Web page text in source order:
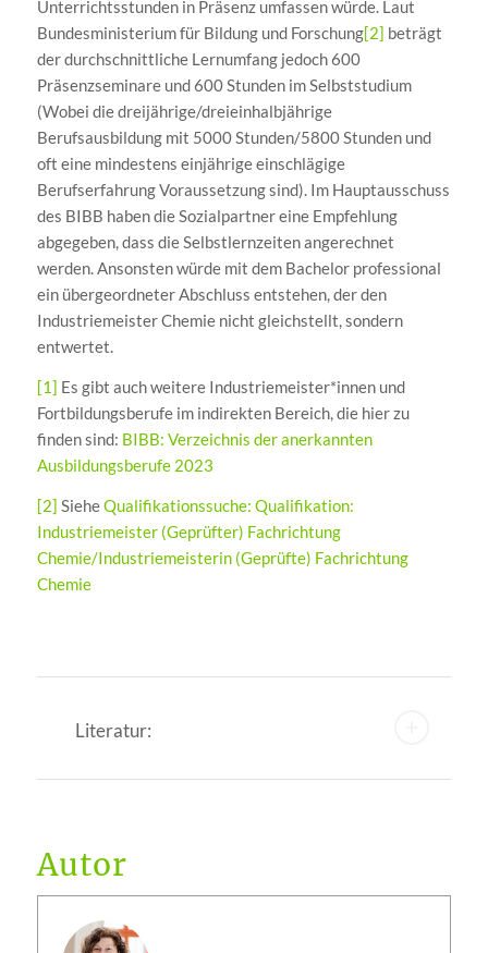
Unterrichtsstunden in Präsenz umfassen würde. Laut
Bundesministerium für Bildung und Forschung[2] beträgt
der durchschnittliche Lernumfang jedoch 600
Präsenzseminare und 600 Stunden im Selbststudium
(Wobei die dreijährige/dreieinhalbjährige
Berufsausbildung mit 5000 Stunden/5800 Stunden und
oft eine mindestens einjährige einschlägige
Berufserfahrung Voraussetzung sind). Im Hauptausschuss
des BIBB haben die Sozialpartner eine Empfehlung
abgegeben, dass die Selbstlernzeiten angerechnet
werden. Ansonsten würde mit dem Bachelor professional
ein übergeordneter Abschluss entstehen, der den
Industriemeister Chemie nicht gleichstellt, sondern
entwertet.
[1] Es gibt auch weitere Industriemeister*innen und
Fortbildungsberufe im indirekten Bereich, die hier zu
finden sind: BIBB: Verzeichnis der anerkannten
Ausbildungsberufe 2023
[2] SieheQualifikationssuche: Qualifikation:
Industriemeister (Geprüfter) Fachrichtung
Chemie/Industriemeisterin (Geprüfte) Fachrichtung
Chemie
Literatur:
Autor